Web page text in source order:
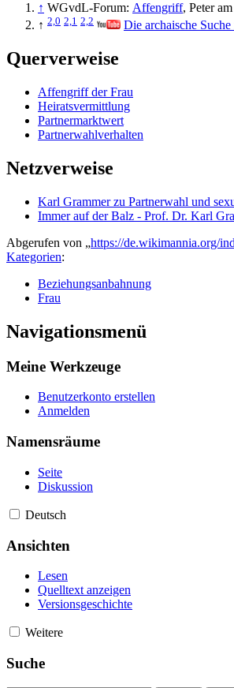
↑ WGvdL-Forum: Affengriff, Peter
↑ 2,0 2,1 2,2 Die archaische
Querverweise
Affengriff der Frau
Heiratsvermittlung
Partnermarktwert
Partnerwahlverhalten
Netzverweise
Karl Grammer zu Partnerwahl und
Immer auf der Balz - Prof. Dr. Karl
Abgerufen von „https://de.wikimannia.org/
Kategorien:
Beziehungsanbahnung
Frau
Navigationsmenü
Meine Werkzeuge
Benutzerkonto erstellen
Anmelden
Namensräume
Seite
Diskussion
Deutsch
Ansichten
Lesen
Quelltext anzeigen
Versionsgeschichte
Weitere
Suche